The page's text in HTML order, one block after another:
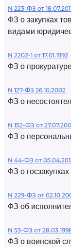
N 223-ФЗ от
ФЗ о закупках
видами
N 2202-1 от 17.01.1992
ФЗ о
N 127-ФЗ 26.10.2002
ФЗ о
N 152-ФЗ от
ФЗ о
N 44-ФЗ от
ФЗ о госзакупках
N 229-ФЗ от
ФЗ об
N 53-ФЗ от
ФЗ о воинской